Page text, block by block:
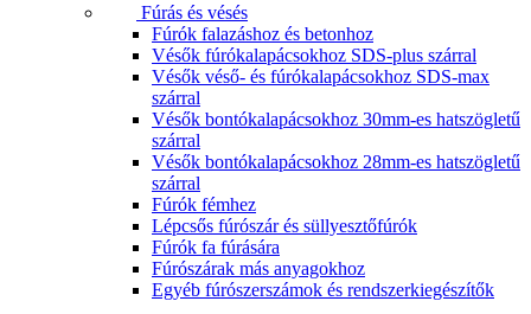
Fúrás és vésés
Fúrók falazáshoz és betonhoz
Vésők fúrókalapácsokhoz SDS-plus szárral
Vésők véső- és fúrókalapácsokhoz SDS-max
szárral
Vésők bontókalapácsokhoz 30mm-es hatszögletű
szárral
Vésők bontókalapácsokhoz 28mm-es hatszögletű
szárral
Fúrók fémhez
Lépcsős fúrószár és süllyesztőfúrók
Fúrók fa fúrására
Fúrószárak más anyagokhoz
Egyéb fúrószerszámok és rendszerkiegészítők